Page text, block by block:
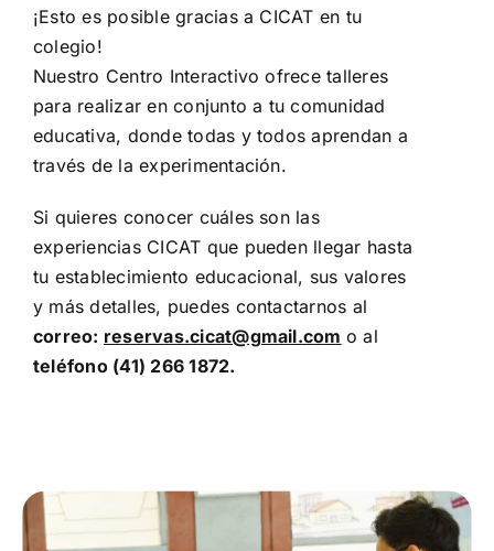
¡Esto es posible gracias a CICAT en tu
colegio!
Nuestro Centro Interactivo ofrece talleres
para realizar en conjunto a tu comunidad
educativa, donde todas y todos aprendan a
través de la experimentación.
Si quieres conocer cuáles son las
experiencias CICAT que pueden llegar hasta
tu establecimiento educacional, sus valores
y más detalles, puedes contactarnos al
correo: reservas.cicat@gmail.com o al
teléfono (41) 266 1872.